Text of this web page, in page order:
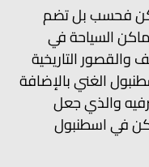
فحسب بل تضم
السياحة في
التاريخية
الغني بالإضافة
والذي جعل
في اسطنبول